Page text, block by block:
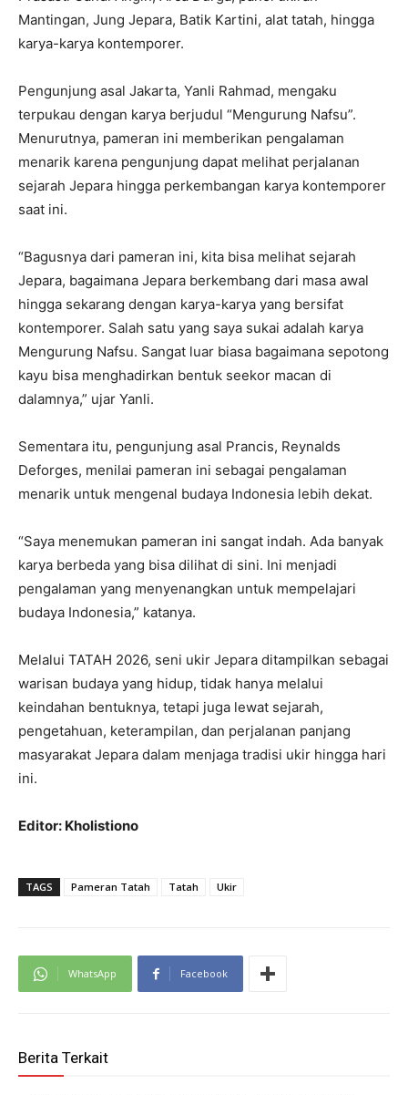
Mantingan, Jung Jepara, Batik Kartini, alat tatah, hingga
karya-karya kontemporer.
Pengunjung asal Jakarta, Yanli Rahmad, mengaku
terpukau dengan karya berjudul “Mengurung Nafsu”.
Menurutnya, pameran ini memberikan pengalaman
menarik karena pengunjung dapat melihat perjalanan
sejarah Jepara hingga perkembangan karya kontemporer
saat ini.
“Bagusnya dari pameran ini, kita bisa melihat sejarah
Jepara, bagaimana Jepara berkembang dari masa awal
hingga sekarang dengan karya-karya yang bersifat
kontemporer. Salah satu yang saya sukai adalah karya
Mengurung Nafsu. Sangat luar biasa bagaimana sepotong
kayu bisa menghadirkan bentuk seekor macan di
dalamnya,” ujar Yanli.
Sementara itu, pengunjung asal Prancis, Reynalds
Deforges, menilai pameran ini sebagai pengalaman
menarik untuk mengenal budaya Indonesia lebih dekat.
“Saya menemukan pameran ini sangat indah. Ada banyak
karya berbeda yang bisa dilihat di sini. Ini menjadi
pengalaman yang menyenangkan untuk mempelajari
budaya Indonesia,” katanya.
Melalui TATAH 2026, seni ukir Jepara ditampilkan sebagai
warisan budaya yang hidup, tidak hanya melalui
keindahan bentuknya, tetapi juga lewat sejarah,
pengetahuan, keterampilan, dan perjalanan panjang
masyarakat Jepara dalam menjaga tradisi ukir hingga hari
ini.
Editor: Kholistiono
TAGS Pameran Tatah Tatah Ukir
WhatsApp Facebook
Berita Terkait